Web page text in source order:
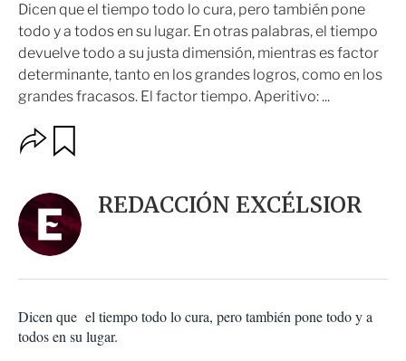
Dicen que el tiempo todo lo cura, pero también pone
todo y a todos en su lugar. En otras palabras, el tiempo
devuelve todo a su justa dimensión, mientras es factor
determinante, tanto en los grandes logros, como en los
grandes fracasos. El factor tiempo. Aperitivo: ...
O
p
n
e
s
o
m
a
r
REDACCIÓN EXCÉLSIOR
Dicen que el tiempo todo lo cura, pero también pone todo y a
todos en su lugar.